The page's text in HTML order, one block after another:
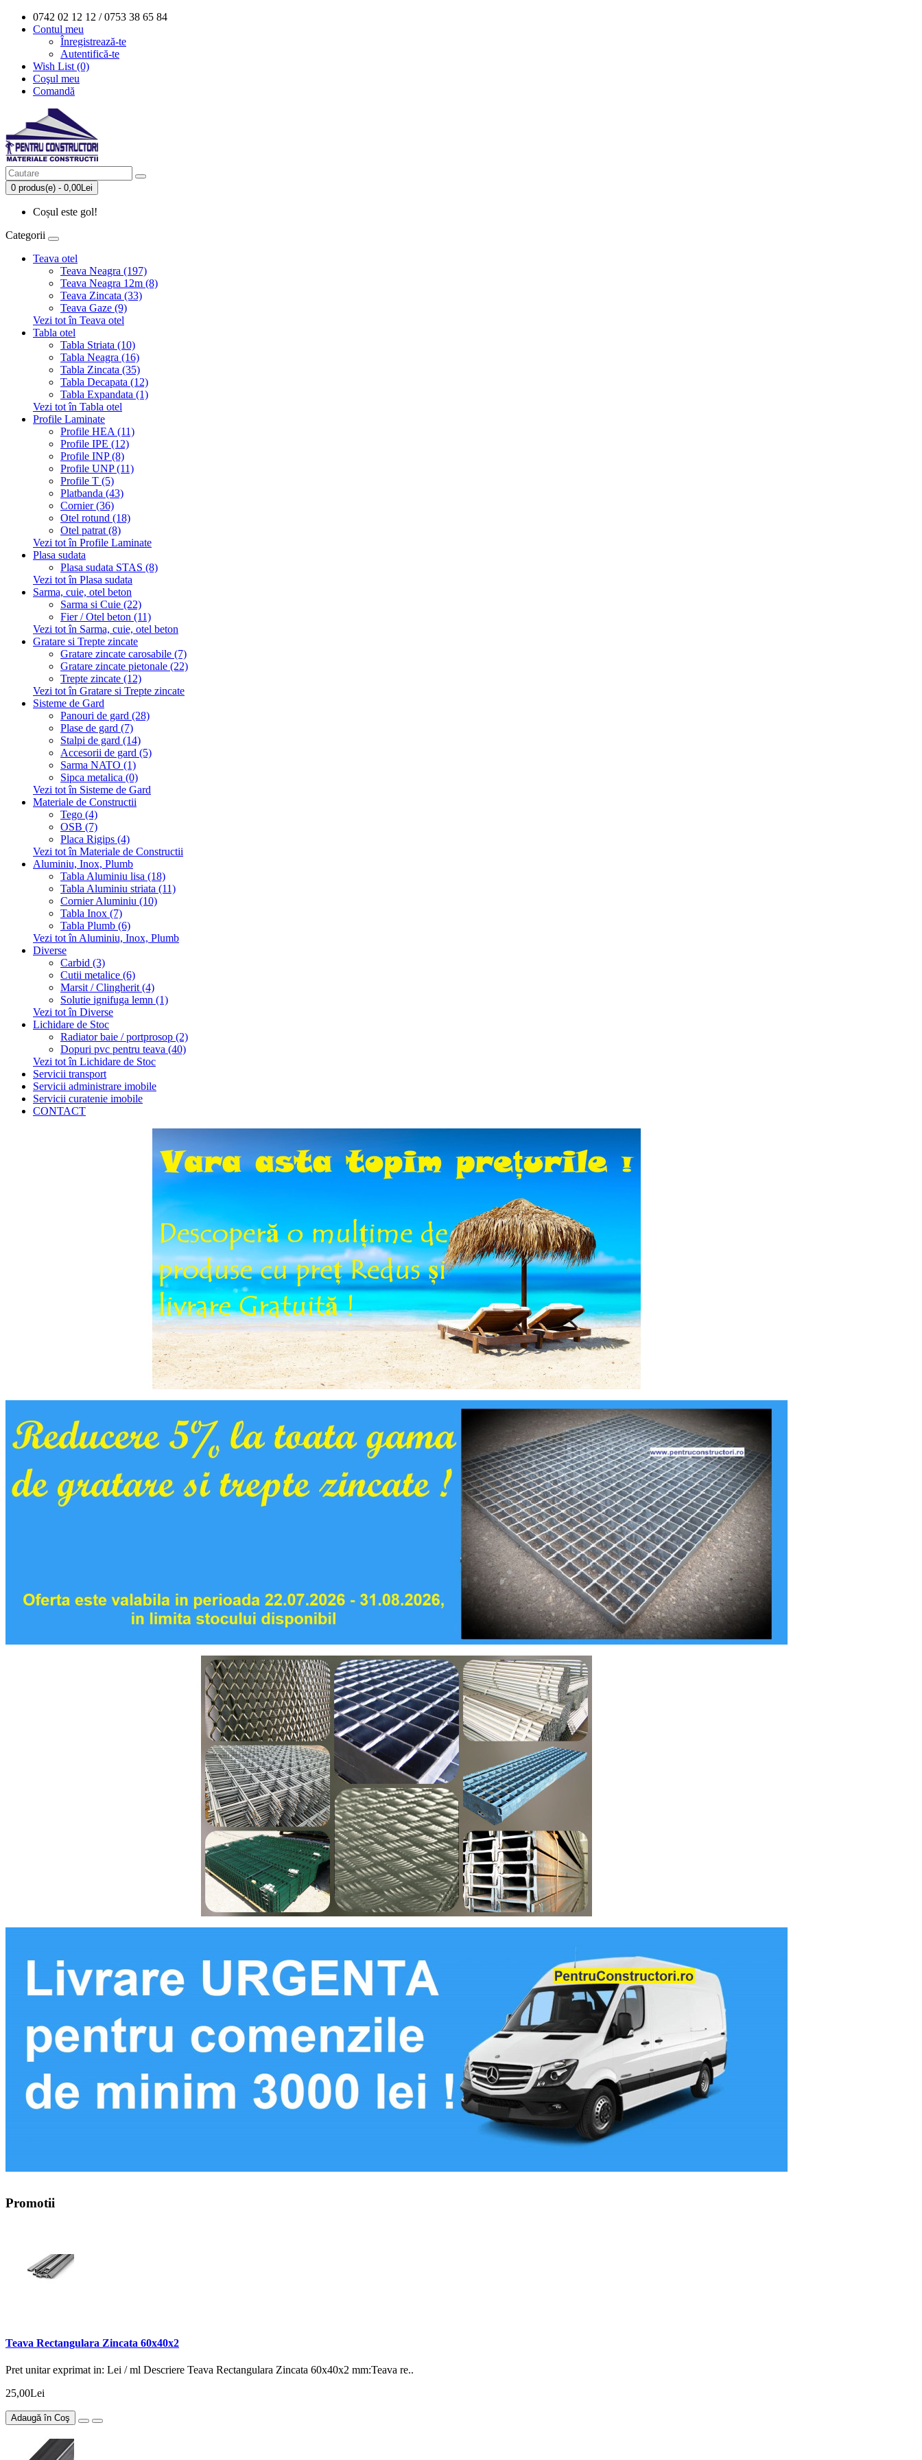
0742 02 12 12 / 0753 38 65 84
Contul meu
Înregistrează-te
Autentifică-te
Wish List (0)
Coşul meu
Comandă
0 produs(e) - 0,00Lei
Coșul este gol!
Categorii
Teava otel
Teava Neagra (197)
Teava Neagra 12m (8)
Teava Zincata (33)
Teava Gaze (9)
Vezi tot în Teava otel
Tabla otel
Tabla Striata (10)
Tabla Neagra (16)
Tabla Zincata (35)
Tabla Decapata (12)
Tabla Expandata (1)
Vezi tot în Tabla otel
Profile Laminate
Profile HEA (11)
Profile IPE (12)
Profile INP (8)
Profile UNP (11)
Profile T (5)
Platbanda (43)
Cornier (36)
Otel rotund (18)
Otel patrat (8)
Vezi tot în Profile Laminate
Plasa sudata
Plasa sudata STAS (8)
Vezi tot în Plasa sudata
Sarma, cuie, otel beton
Sarma si Cuie (22)
Fier / Otel beton (11)
Vezi tot în Sarma, cuie, otel beton
Gratare si Trepte zincate
Gratare zincate carosabile (7)
Gratare zincate pietonale (22)
Trepte zincate (12)
Vezi tot în Gratare si Trepte zincate
Sisteme de Gard
Panouri de gard (28)
Plase de gard (7)
Stalpi de gard (14)
Accesorii de gard (5)
Sarma NATO (1)
Sipca metalica (0)
Vezi tot în Sisteme de Gard
Materiale de Constructii
Tego (4)
OSB (7)
Placa Rigips (4)
Vezi tot în Materiale de Constructii
Aluminiu, Inox, Plumb
Tabla Aluminiu lisa (18)
Tabla Aluminiu striata (11)
Cornier Aluminiu (10)
Tabla Inox (7)
Tabla Plumb (6)
Vezi tot în Aluminiu, Inox, Plumb
Diverse
Carbid (3)
Cutii metalice (6)
Marsit / Clingherit (4)
Solutie ignifuga lemn (1)
Vezi tot în Diverse
Lichidare de Stoc
Radiator baie / portprosop (2)
Dopuri pvc pentru teava (40)
Vezi tot în Lichidare de Stoc
Servicii transport
Servicii administrare imobile
Servicii curatenie imobile
CONTACT
Promotii
Teava Rectangulara Zincata 60x40x2
Pret unitar exprimat in: Lei / ml Descriere Teava Rectangulara Zincata 60x40x2 mm:Teava re..
25,00Lei
Adaugă în Coş